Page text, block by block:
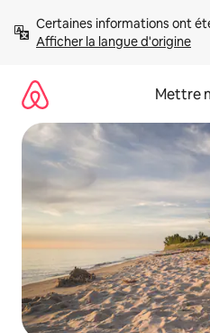
directement
Afficher la langue d'origine
Mettre